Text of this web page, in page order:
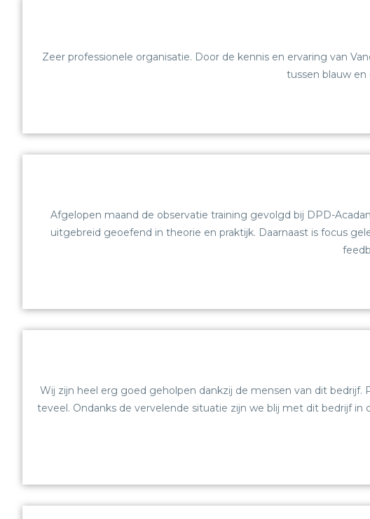
Zeer professionele organisatie. Door de kennis en ervaring van
tussen blauw en
Afgelopen maand de observatie training gevolgd bij DPD-
uitgebreid geoefend in theorie en praktijk. Daarnaast is focus
Wij zijn heel erg goed geholpen dankzij de mensen van dit
teveel. Ondanks de vervelende situatie zijn we blij met dit bedrijf